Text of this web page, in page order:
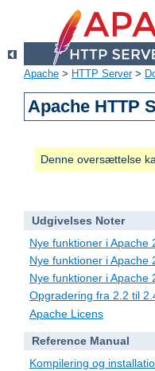
Apache > HTTP Server>
Apache HTTP
Denne oversættelse
Udgivelses Noter
Nye funktioner i Apache
Nye funktioner i Apache
Nye funktioner i Apache
Opgradering fra 2.2 til
Apache Licens
Reference Manual
Kompilering og